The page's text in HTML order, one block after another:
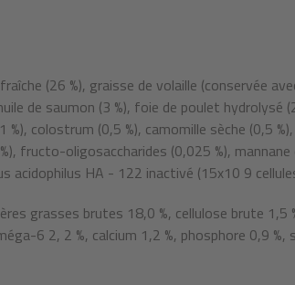
(26 %), graisse de volaille (conservée
de saumon (3 %), foie de poulet hydrolysé
%), colostrum (0,5 %), camomille sèche (0,5 %),
fructo-oligosaccharides (0,025 %),
acidophilus HA - 122 inactivé (15x10 9
grasses brutes 18,0 %, cellulose brute 1,5
6 2, 2 %, calcium 1,2 %, phosphore 0,9 %,